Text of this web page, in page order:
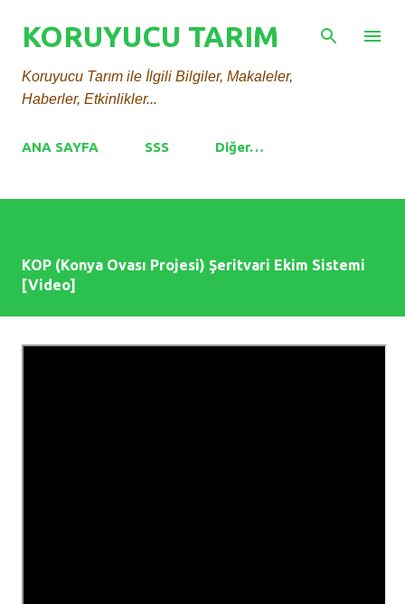
KORUYUCU TARIM
Koruyucu Tarım ile İlgili Bilgiler, Makaleler,
Haberler, Etkinlikler...
ANA SAYFA SSS Diğer…
KOP (Konya Ovası Projesi) Şeritvari Ekim Sistemi
[Video]